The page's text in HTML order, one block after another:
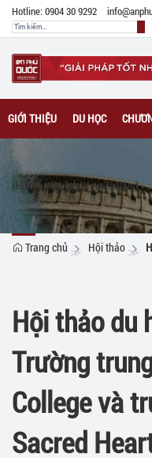
Hotline: 0904 30 9292
GIỚI THIỆU DU HỌC
Hội thảo du học New Zealand
Trang chủ Hội thảo
Hội thảo du
Trường
College và
Sacred